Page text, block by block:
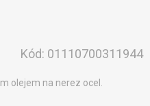
Kód: 01110700311944
olejem na nerez ocel.